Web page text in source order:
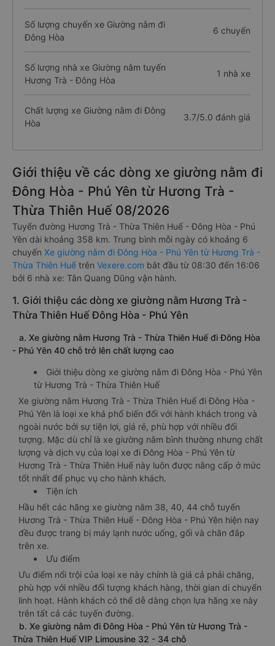
Số lượng chuyến xe Giường nằm đi
Đông Hòa
6 chuyến
Số lượng nhà xe Giường nằm tuyến
Hương Trà - Đông Hòa
1 nhà xe
Chất lượng xe Giường nằm đi Đông
Hòa
3.7/5.0 đánh giá
Giới thiệu về các dòng xe giường nằm đi
Đông Hòa - Phú Yên từ Hương Trà -
Thừa Thiên Huế 08/2026
Tuyến đường Hương Trà - Thừa Thiên Huế - Đông Hòa - Phú
Yên dài khoảng 358 km. Trung bình mỗi ngày có khoảng 6
chuyến Xe giường nằm đi Đông Hòa - Phú Yên từ Hương Trà -
Thừa Thiên Huếtrên Vexere.com bắt đầu từ 08:30 đến 16:06
bởi 6 nhà xe: Tân Quang Dũng vận hành.
1. Giới thiệu các dòng xe giường nằm Hương Trà -
Thừa Thiên Huế Đông Hòa - Phú Yên
a. Xe giường nằm Hương Trà - Thừa Thiên Huế đi Đông Hòa
- Phú Yên 40 chỗ trở lên chất lượng cao
Giới thiệu dòng xe giường nằm đi Đông Hòa - Phú Yên
từ Hương Trà - Thừa Thiên Huế
Xe giường nằm Hương Trà - Thừa Thiên Huế đi Đông Hòa -
Phú Yên là loại xe khá phổ biến đối với hành khách trong và
ngoài nước bởi sự tiện lợi, giá rẻ, phù hợp với nhiều đối
tượng. Mặc dù chỉ là xe giường nằm bình thường nhưng chất
lượng và dịch vụ của loại xe đi Đông Hòa - Phú Yên từ
Hương Trà - Thừa Thiên Huế này luôn được nâng cấp ở mức
tốt nhất để phục vụ cho hành khách.
Tiện ích
Hầu hết các hãng xe giường nằm 38, 40, 44 chỗ tuyến
Hương Trà - Thừa Thiên Huế - Đông Hòa - Phú Yên hiện nay
đều được trang bị máy lạnh nước uống, gối và chăn đắp
trên xe.
Ưu điểm
Ưu điểm nổi trội của loại xe này chính là giá cả phải chăng,
phù hợp với nhiều đối tượng khách hàng, thời gian di chuyển
linh hoạt. Hành khách có thể dễ dàng chọn lựa hãng xe này
trên tất cả các tuyến đường.
b. Xe giường nằm đi Đông Hòa - Phú Yên từ Hương Trà -
Thừa Thiên Huế VIP Limousine 32 - 34 chỗ